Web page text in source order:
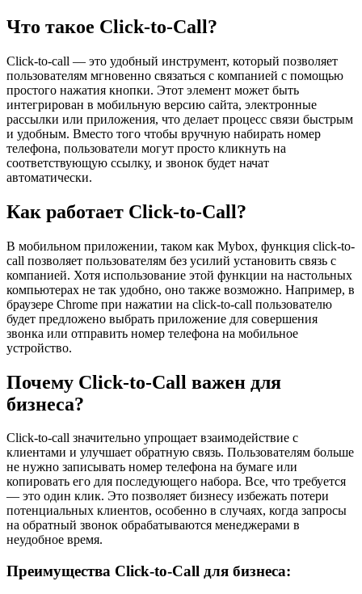
Что такое Click-to-Call?
Click-to-call — это удобный инструмент, который позволяет
пользователям мгновенно связаться с компанией с помощью
простого нажатия кнопки. Этот элемент может быть
интегрирован в мобильную версию сайта, электронные
рассылки или приложения, что делает процесс связи быстрым
и удобным. Вместо того чтобы вручную набирать номер
телефона, пользователи могут просто кликнуть на
соответствующую ссылку, и звонок будет начат
автоматически.
Как работает Click-to-Call?
В мобильном приложении, таком как Mybox, функция click-to-
call позволяет пользователям без усилий установить связь с
компанией. Хотя использование этой функции на настольных
компьютерах не так удобно, оно также возможно. Например, в
браузере Chrome при нажатии на click-to-call пользователю
будет предложено выбрать приложение для совершения
звонка или отправить номер телефона на мобильное
устройство.
Почему Click-to-Call важен для
бизнеса?
Click-to-call значительно упрощает взаимодействие с
клиентами и улучшает обратную связь. Пользователям больше
не нужно записывать номер телефона на бумаге или
копировать его для последующего набора. Все, что требуется
— это один клик. Это позволяет бизнесу избежать потери
потенциальных клиентов, особенно в случаях, когда запросы
на обратный звонок обрабатываются менеджерами в
неудобное время.
Преимущества Click-to-Call для бизнеса: